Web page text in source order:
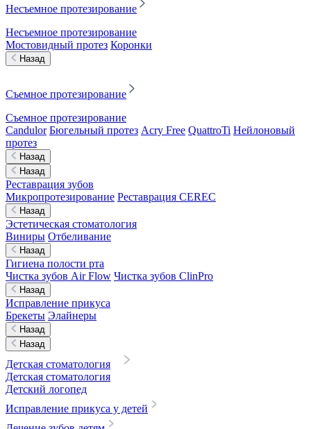
Несъемное протезирование
Несъемное протезирование
Мостовидный протез Коронки
Назад
Съемное протезирование
Съемное протезирование
Candulor Бюгельный протез Acry Free QuattroTi Нейлоновый
протез
Назад
Назад
Реставрация зубов
Микропротезирование Реставрация CEREC
Назад
Эстетическая стоматология
Виниры Отбеливание
Назад
Гигиена полости рта
Чистка зубов Air Flow Чистка зубов ClinPro
Назад
Исправление прикуса
Брекеты Элайнеры
Назад
Назад
Детская стоматология
Детская стоматология
Детский логопед
Исправление прикуса у детей